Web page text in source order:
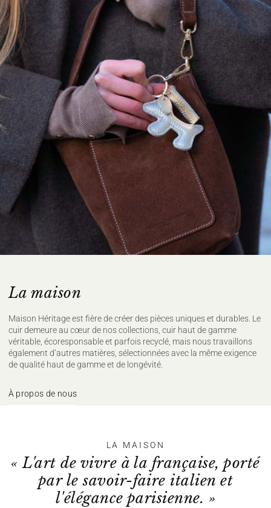
La maison
Maison Héritage est fière de créer des pièces uniques et durables. Le
cuir demeure au cœur de nos collections, cuir haut de gamme
véritable, écoresponsable et parfois recyclé, mais nous travaillons
également d’autres matières, sélectionnées avec la même exigence
de qualité haut de gamme et de longévité.
À propos de nous
LA MAISON
« L'art de vivre à la française, porté
par le savoir-faire italien et
l'élégance parisienne. »